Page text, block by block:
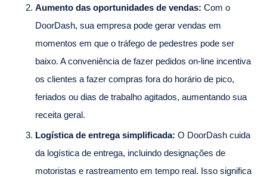
Aumento das oportunidades de vendas:Com o
DoorDash, sua empresa pode gerar vendas em
momentos em que o tráfego de pedestres pode ser
baixo. A conveniência de fazer pedidos on-line incentiva
os clientes a fazer compras fora do horário de pico,
feriados ou dias de trabalho agitados, aumentando sua
receita geral.
Logística de entrega simplificada:O DoorDash cuida
da logística de entrega, incluindo designações de
motoristas e rastreamento em tempo real. Isso significa